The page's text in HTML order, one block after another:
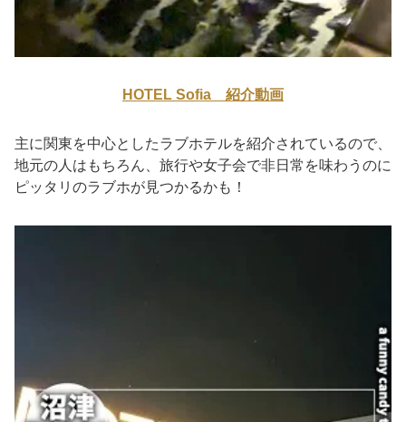
HOTEL Sofia 紹介動画
主に関東を中心としたラブホテルを紹介されているので、
地元の人はもちろん、旅行や女子会で非日常を味わうのに
ピッタリのラブホが見つかるかも！